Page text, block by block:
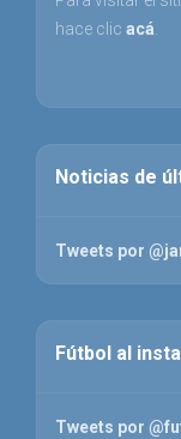
hace clic acá.
Noticias de
Tweets por
Fútbol al
Tweets por